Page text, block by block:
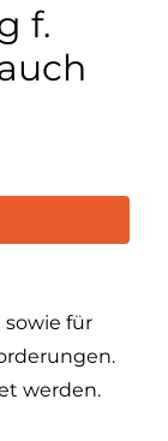
f.
für
werden.